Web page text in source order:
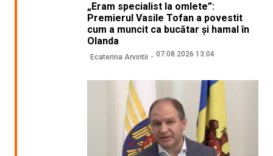
„Eram specialist la omlete”:
Premierul Vasile Tofan a povestit
cum a muncit ca bucătar și hamal în
Olanda
Ecaterina Arvintii 07.08.2026 13:04